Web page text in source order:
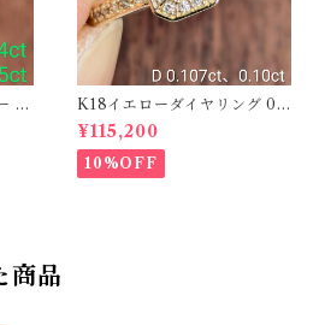
0.
P
K18イエローダイヤリング 0.1
07ct D 0.10ct【PRO20878
1】
¥115,200
10%OFF
商品